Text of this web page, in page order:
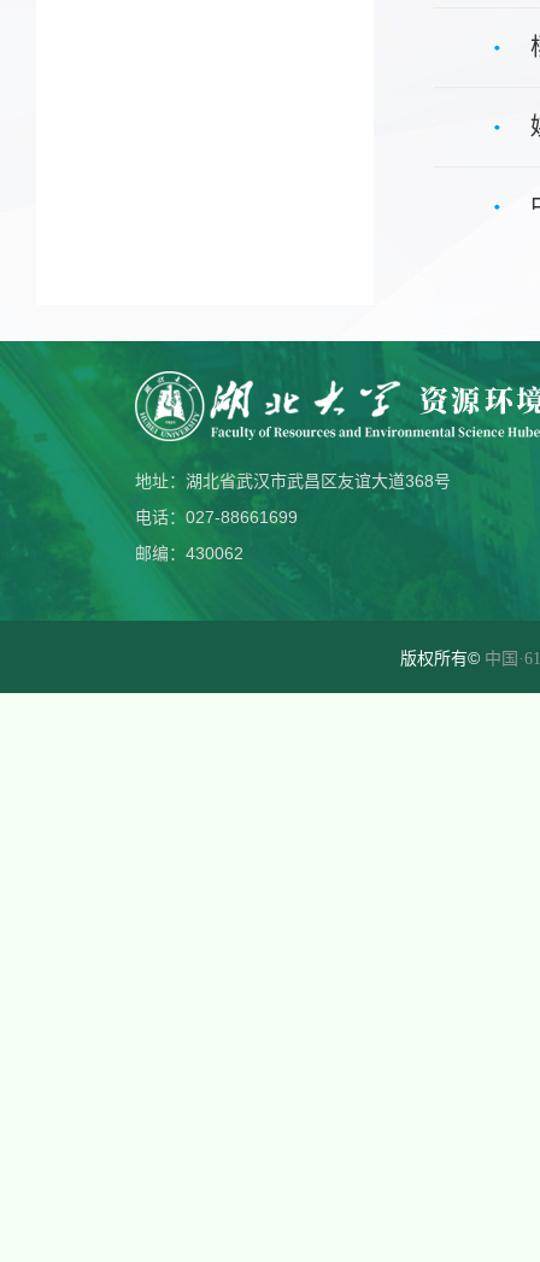
地址：湖北省武汉市武昌区友谊大道368号
电话：027-88661699
邮编：430062
版权所有© 中国